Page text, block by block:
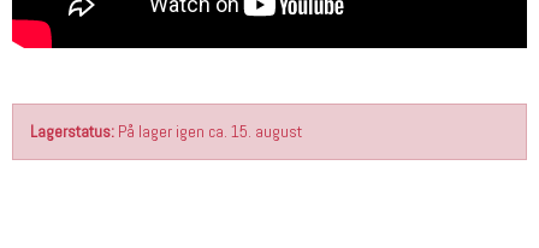
Lagerstatus: På lager igen ca. 15. august